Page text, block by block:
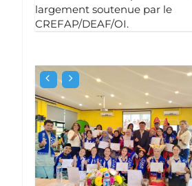
largement soutenue par le
CREFAP/DEAF/OI.